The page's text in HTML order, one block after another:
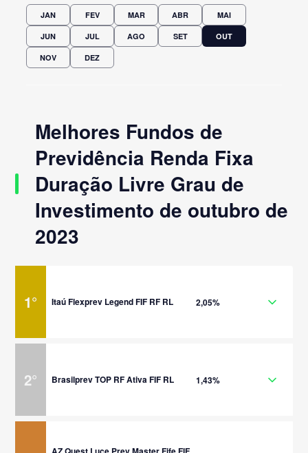
JAN FEV MAR ABR MAI
JUN JUL AGO SET OUT
NOV DEZ
Melhores Fundos de
Previdência Renda Fixa
Duração Livre Grau de
Investimento de outubro de
2023
1° Itaú Flexprev Legend FIF RF RL 2,05%
2° Brasilprev TOP RF Ativa FIF RL 1,43%